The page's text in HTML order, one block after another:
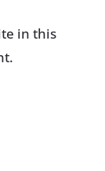
in this